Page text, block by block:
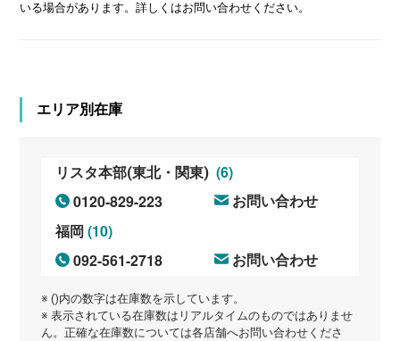
いる場合があります。詳しくはお問い合わせください。
エリア別在庫
リスタ本部(東北・関東) (6)
0120-829-223
お問い合わせ
福岡(10)
092-561-2718
お問い合わせ
※ ()内の数字は在庫数を示しています。
※ 表示されている在庫数はリアルタイムのものではありませ
ん。正確な在庫数については各店舗へお問い合わせくださ